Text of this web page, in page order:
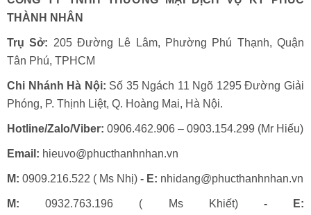
THÀNH NHÂN
Trụ Sở: 205 Đường Lê Lâm, Phường Phú Thạnh, Quận
Tân Phú, TPHCM
Chi Nhánh Hà Nội: Số 35 Ngách 11 Ngõ 1295 Đường Giải
Phóng, P. Thịnh Liệt, Q. Hoàng Mai, Hà Nội.
Hotline/Zalo/Viber: 0906.462.906 – 0903.154.299 (Mr Hiếu)
Email: hieuvo@phucthanhnhan.vn
M: 0909.216.522 ( Ms Nhị) - E: nhidang@phucthanhnhan.vn
M: 0932.763.196 ( Ms Khiết) - E: